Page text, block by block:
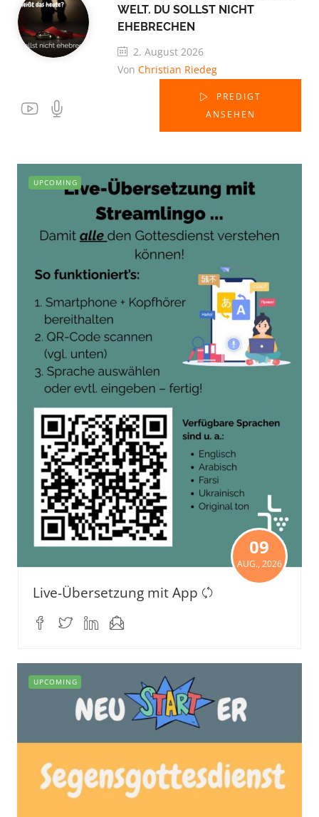
WELT. DU SOLLST NICHT
EHEBRECHEN
2. August 2026
Von Christian Riedeg
PREDIGT
ANSEHEN
09
AUG., 2026
UPCOMING
Live-Übersetzung mit App
UPCOMING